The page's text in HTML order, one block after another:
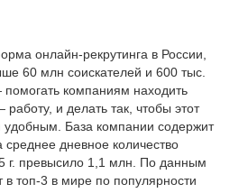
онлайн-рекрутинга в России,
60 млн соискателей и 600 тыс.
компаниям находить
и делать так, чтобы этот
База компании содержит
дневное количество
г. превысило 1,1 млн. По данным
в топ-3 в мире по популярности